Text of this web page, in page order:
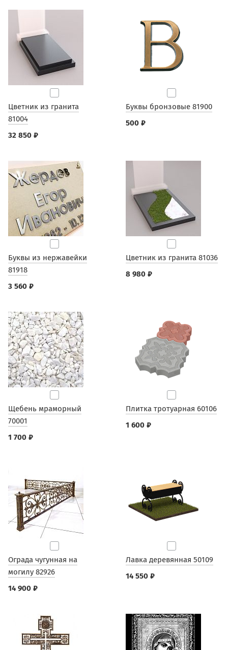
Цветник из гранита
81004
32 850 ₽
Буквы бронзовые 81900
500 ₽
Буквы из нержавейки
81918
3 560 ₽
Цветник из гранита 81036
8 980 ₽
Щебень мраморный
70001
1 700 ₽
Плитка тротуарная 60106
1 600 ₽
Ограда чугунная на
могилу 82926
14 900 ₽
Лавка деревянная 50109
14 550 ₽